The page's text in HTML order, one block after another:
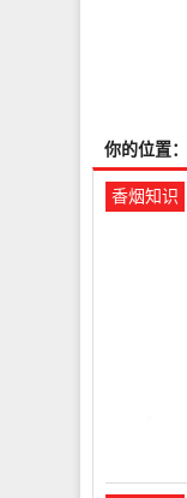
你的位置：
香烟知识